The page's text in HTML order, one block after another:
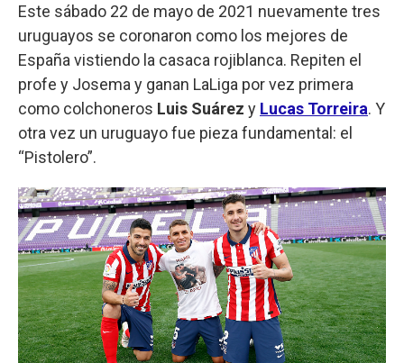
Este sábado 22 de mayo de 2021 nuevamente tres
uruguayos se coronaron como los mejores de
España vistiendo la casaca rojiblanca. Repiten el
profe y Josema y ganan LaLiga por vez primera
como colchoneros Luis Suárez y Lucas Torreira. Y
otra vez un uruguayo fue pieza fundamental: el
“Pistolero”.